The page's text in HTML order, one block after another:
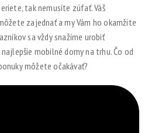
tak nemusíte zúfať. Váš
zajednať a my Vám ho okamžite
sa vždy snažíme urobiť
mobilné domy na trhu. Čo od
môžete očakávať?